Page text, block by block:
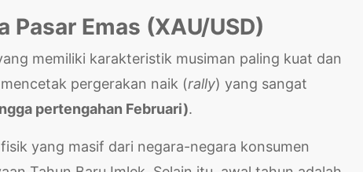
Pasar Emas (XAU/USD)
memiliki karakteristik musiman paling kuat dan
pergerakan naik (rally) yang sangat
pertengahan Februari).
yang masif dari negara-negara konsumen